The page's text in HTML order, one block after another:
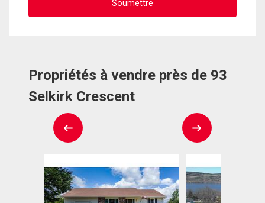
Propriétés à vendre près de 93
Selkirk Crescent